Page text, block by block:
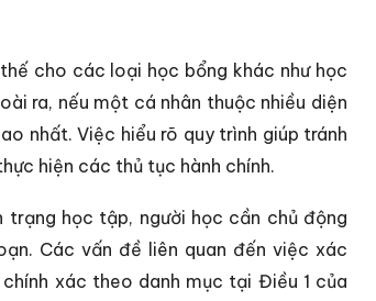
cho các loại học bổng khác như học
ra, nếu một cá nhân thuộc nhiều diện
nhất. Việc hiểu rõ quy trình giúp tránh
hiện các thủ tục hành chính.
học tập, người học cần chủ động
Các vấn đề liên quan đến việc xác
xác theo danh mục tại Điều 1 của